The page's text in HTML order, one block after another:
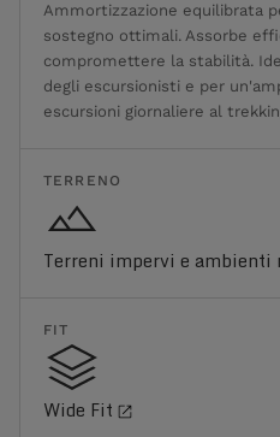
Ammortizzazione equilibrata
sostegno ottimali. Assorbe
compromettere la stabilità.
degli escursionisti e per
escursioni giornaliere al
TERRENO
Terreni impervi e ambienti
FIT
Wide Fit